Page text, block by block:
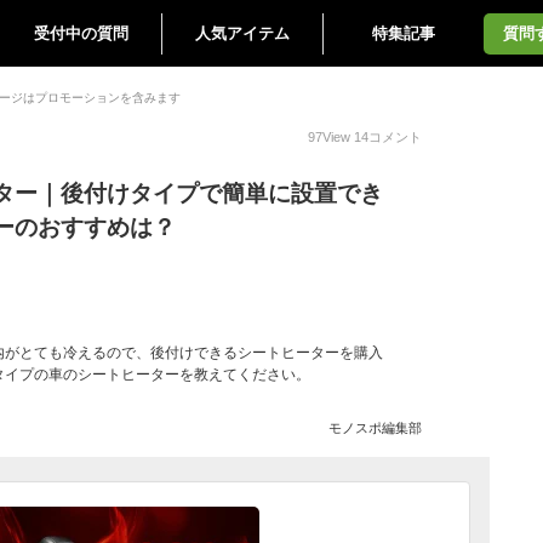
受付中の質問 人気アイテム 特集記事 質問
ジはプロモーションを含みます
97View 14コメント
ー｜後付けタイプで簡単に設置でき
のおすすめは？
とても冷えるので、後付けできるシートヒーターを購入
プの車のシートヒーターを教えてください。
モノスポ編集部